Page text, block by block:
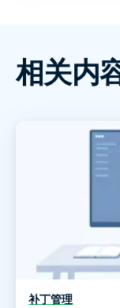
相关内
补丁管理